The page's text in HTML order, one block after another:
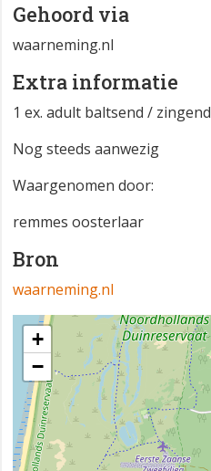
Gehoord via
waarneming.nl
Extra informatie
1 ex. adult baltsend / zingend
Nog steeds aanwezig
Waargenomen door:
remmes oosterlaar
Bron
waarneming.nl
+
−